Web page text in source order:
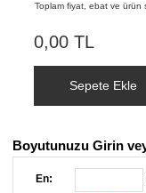
Toplam fiyat, ebat ve ürün
0,00 TL
Sepete Ekle
Boyutunuzu Girin
En: